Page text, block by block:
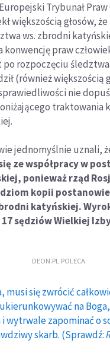
Trybunał Praw
większością głosów,
ws. zbrodni
konwencję praw
po rozpoczęciu
(również większością
nie
traktowania
jednomyślnie uznali,
ze współpracy w
ponieważ rząd
kopii
katyńskiej.
sędziów Wielkiej
DEON.PL POLECA
musi się zwrócić
na
wytrwale zapominać o
skarb. (Sprawdź: